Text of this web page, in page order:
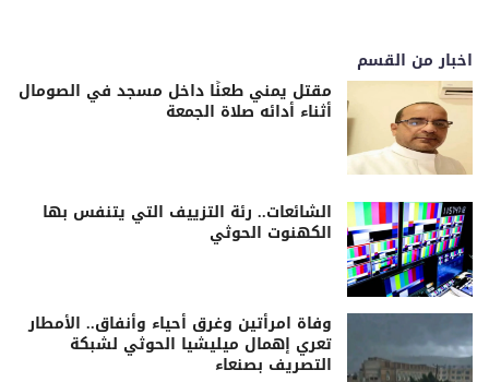
اخبار من القسم
مقتل يمني طعنًا داخل مسجد في الصومال
أثناء أدائه صلاة الجمعة
الشائعات.. رئة التزييف التي يتنفس بها
الكهنوت الحوثي
وفاة امرأتين وغرق أحياء وأنفاق.. الأمطار
تعري إهمال ميليشيا الحوثي لشبكة
التصريف بصنعاء